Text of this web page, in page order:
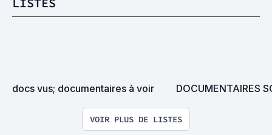
docs vus; documentaires à voir DOCUMENTAIRES
VOIR PLUS DE LISTES